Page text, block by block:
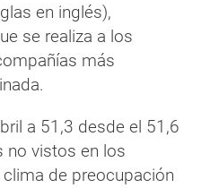
en inglés),
se realiza a los
más
a 51,3 desde el 51,6
no vistos en los
de preocupación